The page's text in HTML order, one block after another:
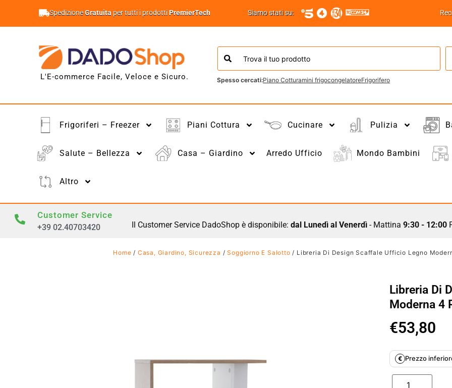
SpedizioneGratuita per tutti i prodottiPremierTech Siamo stati su:
L'E-commerce Facile, Veloce e Sicuro. Spesso cercati:Piano Cotturamini frigocongelatoreFrigorifero
Frigoriferi – Freezer Piani Cottura Cucinare Pulizia
Salute – Bellezza Casa – Giardino Arredo Ufficio Mondo Bambini
Altro
Customer Service
+39 02.40703420 Il Customer Service DadoShop è disponibile: dal Lunedì al Venerdì- Mattina 9:30 - 12:00
Home / Casa, Giardino, Sicurezza /Soggiorno E Salotto / Libreria Di Design Scaffale Ufficio Legno
Libreria Di
Moderna 4
€53,80
€ Prezzo